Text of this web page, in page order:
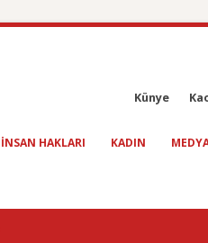
Künye
INSAN HAKLARI KADIN